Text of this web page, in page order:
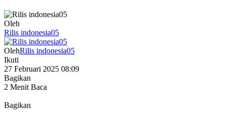
Oleh
Rilis indonesia05
OlehRilis indonesia05
Ikuti
27 Februari 2025 08:09
Bagikan
2 Menit Baca
Bagikan